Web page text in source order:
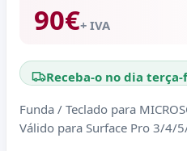
90€+ IVA
Receba-o no dia
Funda / Teclado para
Válido para Surface Pro 3/4/